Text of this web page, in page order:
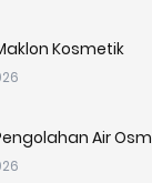
Kosmetik
Air